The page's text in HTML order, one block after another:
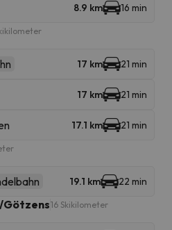
8.9 km 16 min
17 km 21 min
17 km 21 min
17.1 km 21 min
19.1 km 22 min
Götzens16 Skikilometer